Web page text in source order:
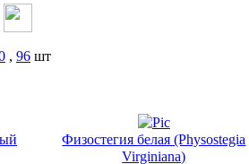
, 96 шт
Физостегия белая (Physostegia
Virginiana)